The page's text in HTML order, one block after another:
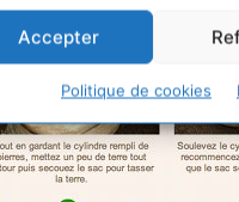
Accepter
Politique de cookies